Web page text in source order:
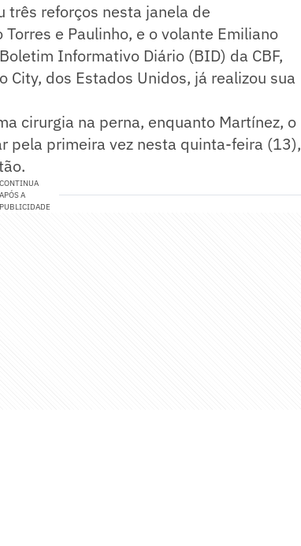
três reforços nesta janela de
e Paulinho, e o volante Emiliano
Informativo Diário (BID) da CBF,
City, dos Estados Unidos, já realizou sua
cirurgia na perna, enquanto Martínez, o
pela primeira vez nesta quinta-feira (13),
CONTINUA
APÓS A
PUBLICIDADE